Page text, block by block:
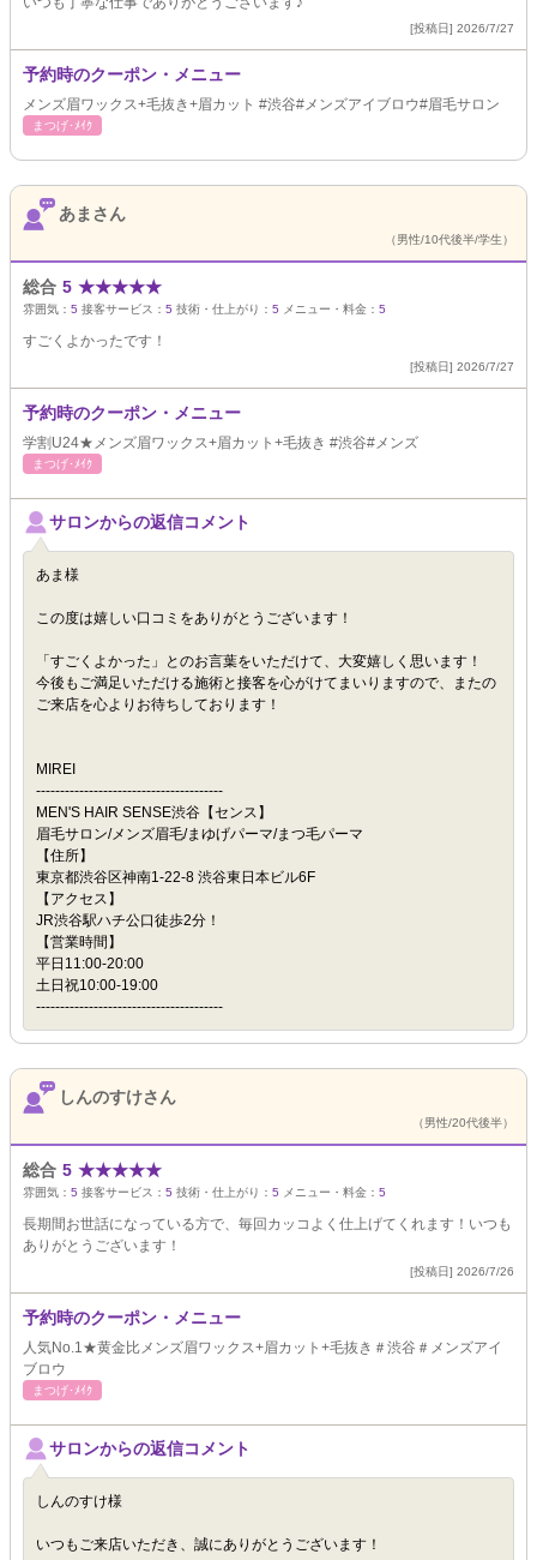
[投稿日] 2026/7/27
予約時のクーポン・メニュー
メンズ眉ワックス+毛抜き+眉カット #渋谷#メンズアイブロウ#眉毛サロン
まつげ･ﾒｲｸ
あまさん
（男性/10代後半/学生）
総合 5 ★★★★★
雰囲気： 5 接客サービス： 5 技術・仕上がり： 5 メニュー・料金： 5
すごくよかったです！
[投稿日] 2026/7/27
予約時のクーポン・メニュー
学割U24★メンズ眉ワックス+眉カット+毛抜き #渋谷#メンズ
まつげ･ﾒｲｸ
サロンからの返信コメント
あま様
この度は嬉しい口コミをありがとうございます！
「すごくよかった」とのお言葉をいただけて、大変嬉しく思います！
今後もご満足いただける施術と接客を心がけてまいりますので、またの
ご来店を心よりお待ちしております！
MIREI
---------------------------------------
MEN'S HAIR SENSE渋谷【センス】
眉毛サロン/メンズ眉毛/まゆげパーマ/まつ毛パーマ
【住所】
東京都渋谷区神南1-22-8 渋谷東日本ビル6F
【アクセス】
JR渋谷駅ハチ公口徒歩2分！
【営業時間】
平日11:00-20:00
土日祝10:00-19:00
---------------------------------------
しんのすけさん
（男性/20代後半）
総合 5 ★★★★★
雰囲気： 5 接客サービス： 5 技術・仕上がり： 5 メニュー・料金： 5
長期間お世話になっている方で、毎回カッコよく仕上げてくれます！いつも
ありがとうございます！
[投稿日] 2026/7/26
予約時のクーポン・メニュー
人気No.1★黄金比メンズ眉ワックス+眉カット+毛抜き＃渋谷＃メンズアイ
ブロウ
まつげ･ﾒｲｸ
サロンからの返信コメント
しんのすけ様
いつもご来店いただき、誠にありがとうございます！